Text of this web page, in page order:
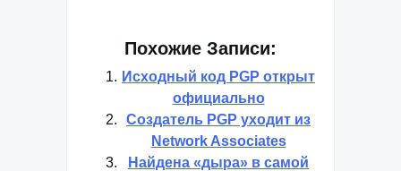
Похожие Записи:
Исходный код PGP открыт
официально
Создатель PGP уходит из
Network Associates
Найдена «дыра» в самой